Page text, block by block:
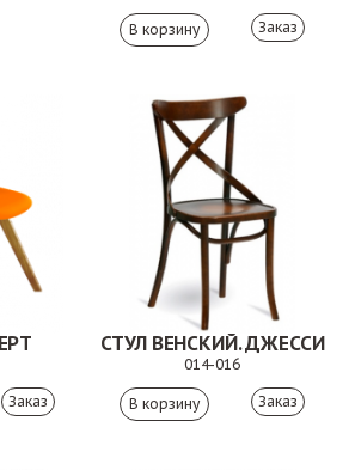
Заказ
Заказ
СТУЛ ВЕНСКИЙ. ДЖЕССИ
014-016
Заказ